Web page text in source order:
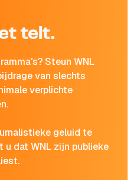
telt.
Steun WNL
van slechts
verplichte
geluid te
u dat WNL zijn publieke